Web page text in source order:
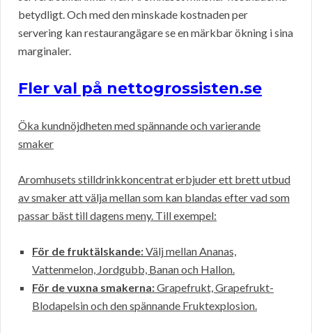
betydligt. Och med den minskade kostnaden per
servering kan restaurangägare se en märkbar ökning i sina
marginaler.
Fler val på nettogrossisten.se
Öka kundnöjdheten med spännande och varierande
smaker
Aromhusets stilldrinkkoncentrat erbjuder ett brett utbud
av smaker att välja mellan som kan blandas efter vad som
passar bäst till dagens meny. Till exempel:
För de fruktälskande:Välj mellan Ananas,
Vattenmelon, Jordgubb, Banan och Hallon.
För de vuxna smakerna:Grapefrukt, Grapefrukt-
Blodapelsin och den spännande Fruktexplosion.